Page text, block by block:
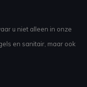
u niet alleen in onze
en sanitair, maar ook